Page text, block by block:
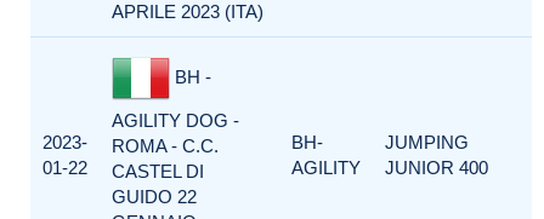
APRILE 2023 (ITA)
2023-
01-22
BH -
AGILITY DOG -
ROMA - C.C.
CASTEL DI
GUIDO 22
BH-
AGILITY
JUMPING
JUNIOR 400